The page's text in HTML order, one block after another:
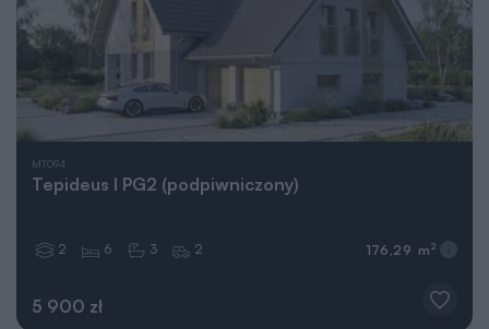
MT094
Tepideus I PG2 (podpiwniczony)
5 900 zł
2 6 3 2 176,29 m 2